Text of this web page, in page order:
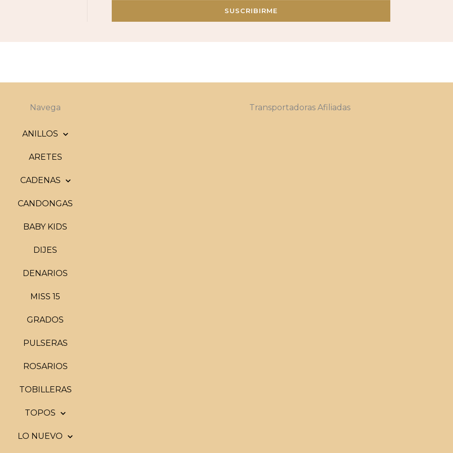
SUSCRIBIRME
Navega
ANILLOS
ARETES
CADENAS
CANDONGAS
BABY KIDS
DIJES
DENARIOS
MISS 15
GRADOS
PULSERAS
ROSARIOS
TOBILLERAS
TOPOS
LO NUEVO
Transportadoras Afiliadas